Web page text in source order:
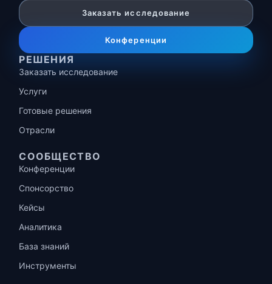
Заказать исследование
Конференции
РЕШЕНИЯ
Заказать исследование
Услуги
Готовые решения
Отрасли
СООБЩЕСТВО
Конференции
Спонсорство
Кейсы
Аналитика
База знаний
Инструменты